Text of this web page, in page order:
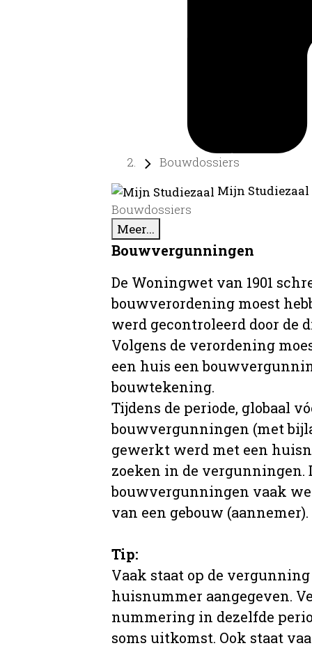
Bouwdossiers
Mijn
Bouwdossiers
Meer...
Bouwvergunningen
De Woningwet van 1901
bouwverordening moest
werd gecontroleerd door de
Volgens de verordening
een huis een
bouwtekening.
Tijdens de periode, globaal
bouwvergunningen (met
gewerkt werd met een
zoeken in de vergunningen.
bouwvergunningen vaak
van een gebouw (aannemer).
Tip:
Vaak staat op de
huisnummer aangegeven.
nummering in dezelfde
soms uitkomst. Ook staat